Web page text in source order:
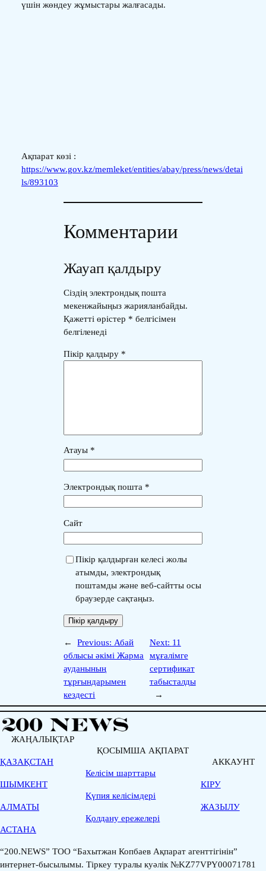
үшін жөндеу жұмыстары жалғасады.
Ақпарат көзі :
https://www.gov.kz/memleket/entities/abay/press/news/detai
ls/893103
Комментарии
Жауап қалдыру
Сіздің электрондық пошта
мекенжайыңыз жарияланбайды.
Қажетті өрістер * белгісімен
белгіленеді
Пікір қалдыру *
Атауы *
Электрондық пошта *
Сайт
Пікір қалдырған келесі жолы
атымды, электрондық
поштамды және веб-сайтты осы
браузерде сақтаңыз.
← Previous: Абай
облысы әкімі Жарма
ауданының
тұрғындарымен
кездесті
Next: 11
мұғалімге
сертификат
табысталды
→
ЖАҢАЛЫҚТАР
ҚАЗАҚСТАН
ШЫМКЕНТ
АЛМАТЫ
АСТАНА
ҚОСЫМША АҚПАРАТ
Келісім шарттары
Қүпия келісімдері
Қолдану ережелері
АККАУНТ
КІРУ
ЖАЗЫЛУ
“200.NEWS” ТОО “Бахытжан Копбаев Ақпарат агенттігінін”
интернет-бысылымы. Тіркеу туралы куәлік №KZ77VPY00071781